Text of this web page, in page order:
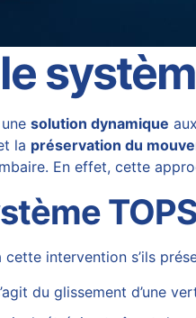
unesolution dynamique
la préservation du
En effet, cette
intervention s’ils
du glissement d’une